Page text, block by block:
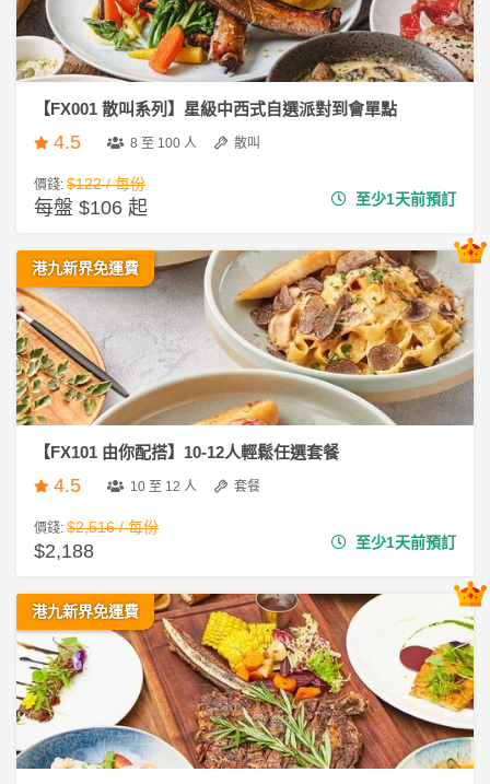
t
y
R
m
到
會
美
食
特
色
蛋
糕
花
束
花
藝
品
訂
製
禮
物
型
a
朋
友
聚
會
慶
祝
生
日
拍
拖
企
業
/
公
司
活
動
動
攻
略
計
劃
會
員
需
知
社
交
夾
間
神
器
情
侶
心
關
禮
到
會
餐
會
企
業
活
動
到
會
#
到
g
h
T
e
a
／
午
【FX001 散叫系列】星級中西式自選派對到會單點
4.5 8 至 100 人 散叫
價錢: $122 / 每份
每盤 $106 起 至少1天前預訂
港九新界免運費
【FX101 由你配搭】10-12人輕鬆任選套餐
4.5 10 至 12 人 套餐
價錢: $2,516 / 每份
$2,188 至少1天前預訂
港九新界免運費